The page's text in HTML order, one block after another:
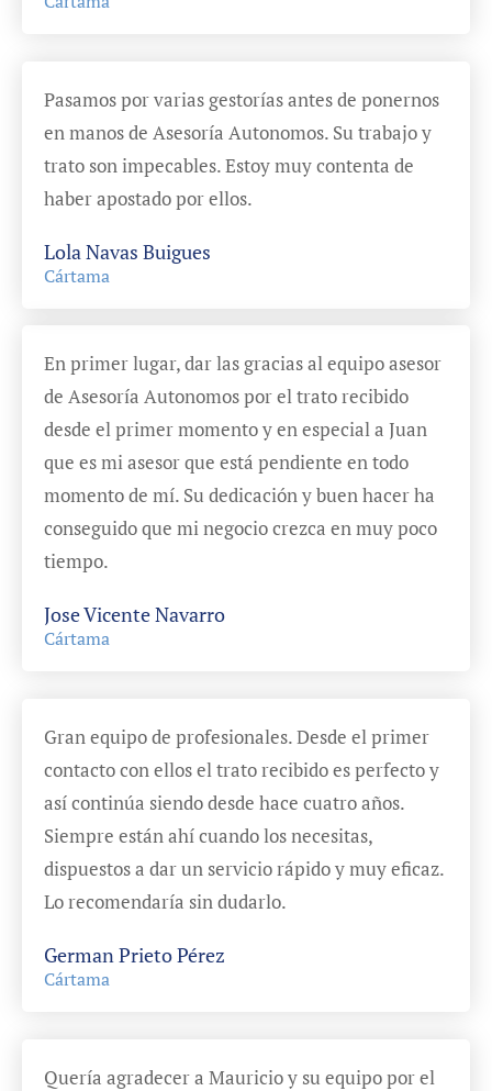
Pasamos por varias gestorías antes de ponernos
en manos de Asesoría Autonomos. Su trabajo y
trato son impecables. Estoy muy contenta de
haber apostado por ellos.
Lola Navas Buigues
Cártama
En primer lugar, dar las gracias al equipo asesor
de Asesoría Autonomos por el trato recibido
desde el primer momento y en especial a Juan
que es mi asesor que está pendiente en todo
momento de mí. Su dedicación y buen hacer ha
conseguido que mi negocio crezca en muy poco
tiempo.
Jose Vicente Navarro
Cártama
Gran equipo de profesionales. Desde el primer
contacto con ellos el trato recibido es perfecto y
así continúa siendo desde hace cuatro años.
Siempre están ahí cuando los necesitas,
dispuestos a dar un servicio rápido y muy eficaz.
Lo recomendaría sin dudarlo.
German Prieto Pérez
Cártama
Quería agradecer a Mauricio y su equipo por el